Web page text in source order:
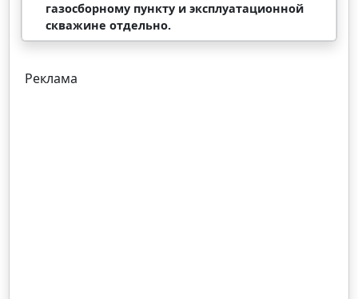
газосборному пункту и эксплуатационной
скважине отдельно.
Реклама